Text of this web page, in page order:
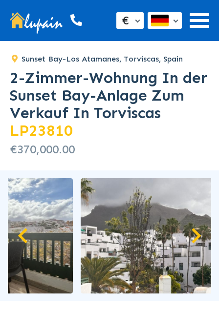
€
Sunset Bay-Los Atamanes, Torviscas, Spain
2-Zimmer-Wohnung In der
Sunset Bay-Anlage Zum
Verkauf In Torviscas
LP23810
€370,000.00